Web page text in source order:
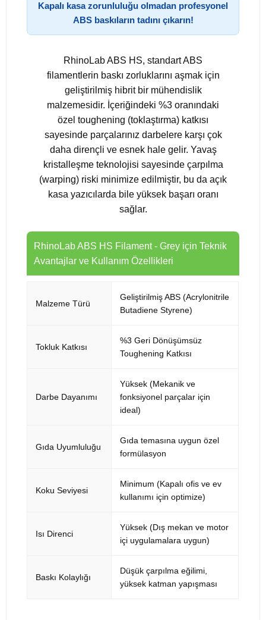
Kapalı kasa zorunluluğu olmadan profesyonel
ABS baskıların tadını çıkarın!
RhinoLab ABS HS, standart ABS
filamentlerin baskı zorluklarını aşmak için
geliştirilmiş hibrit bir mühendislik
malzemesidir. İçeriğindeki %3 oranındaki
özel toughening (toklaştırma) katkısı
sayesinde parçalarınız darbelere karşı çok
daha dirençli ve esnek hale gelir. Yavaş
kristalleşme teknolojisi sayesinde çarpılma
(warping) riski minimize edilmiştir, bu da açık
kasa yazıcılarda bile yüksek başarı oranı
sağlar.
RhinoLab ABS HS Filament - Grey için Teknik
Avantajlar ve Kullanım Özellikleri
Malzeme Türü
Geliştirilmiş ABS (Acrylonitrile
Butadiene Styrene)
Tokluk Katkısı
%3 Geri Dönüşümsüz
Toughening Katkısı
Darbe Dayanımı
Yüksek (Mekanik ve
fonksiyonel parçalar için
ideal)
Gıda Uyumluluğu
Gıda temasına uygun özel
formülasyon
Koku Seviyesi
Minimum (Kapalı ofis ve ev
kullanımı için optimize)
Isı Direnci
Yüksek (Dış mekan ve motor
içi uygulamalara uygun)
Baskı Kolaylığı
Düşük çarpılma eğilimi,
yüksek katman yapışması